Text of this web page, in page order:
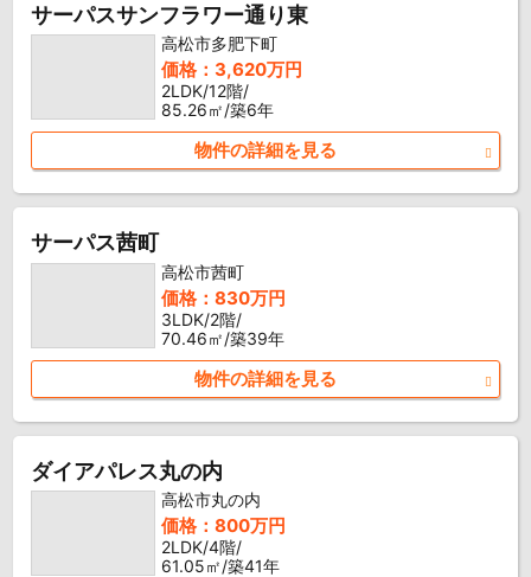
サーパスサンフラワー通り東
高松市多肥下町
価格：3,620万円
2LDK/12階/
85.26㎡/築6年
物件の詳細を見る
サーパス茜町
高松市茜町
価格：830万円
3LDK/2階/
70.46㎡/築39年
物件の詳細を見る
ダイアパレス丸の内
高松市丸の内
価格：800万円
2LDK/4階/
61.05㎡/築41年